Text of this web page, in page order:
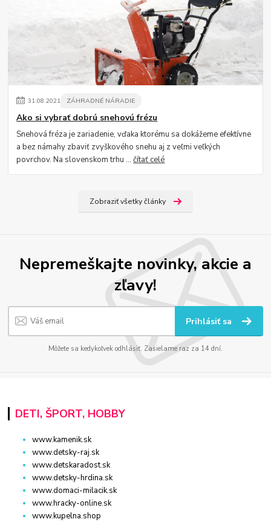
31.08.2021 ZÁHRADNÉ NÁRADIE
Ako si vybrať dobrú snehovú frézu
Snehová fréza je zariadenie, vďaka ktorému sa dokážeme efektívne
a bez námahy zbaviť zvyškového snehu aj z veľmi veľkých
povrchov. Na slovenskom trhu ...čítať celé
Zobraziť všetky články
Nepremeškajte novinky, akcie a
zľavy!
Prihlásiť sa
Môžete sa kedykoľvek odhlásiť. Zasielame raz za 14 dní.
DETI, ŠPORT, HOBBY
www.kamenik.sk
www.detsky-raj.sk
www.detskaradost.sk
www.detsky-hrdina.sk
www.domaci-milacik.sk
www.hracky-online.sk
www.kupelna.shop